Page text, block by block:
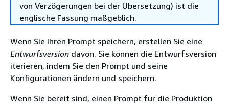
von Verzögerungen bei der Übersetzung) ist die
englische Fassung maßgeblich.
Wenn Sie Ihren Prompt speichern, erstellen Sie eine
Entwurfsversion davon. Sie können die Entwurfsversion
iterieren, indem Sie den Prompt und seine
Konfigurationen ändern und speichern.
Wenn Sie bereit sind, einen Prompt für die Produktion